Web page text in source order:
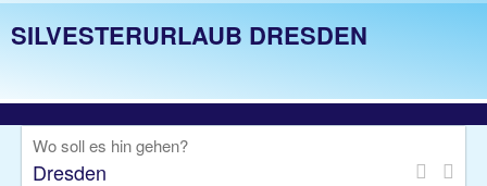
SILVESTERURLAUB DRESDEN
Wo soll es hin gehen?